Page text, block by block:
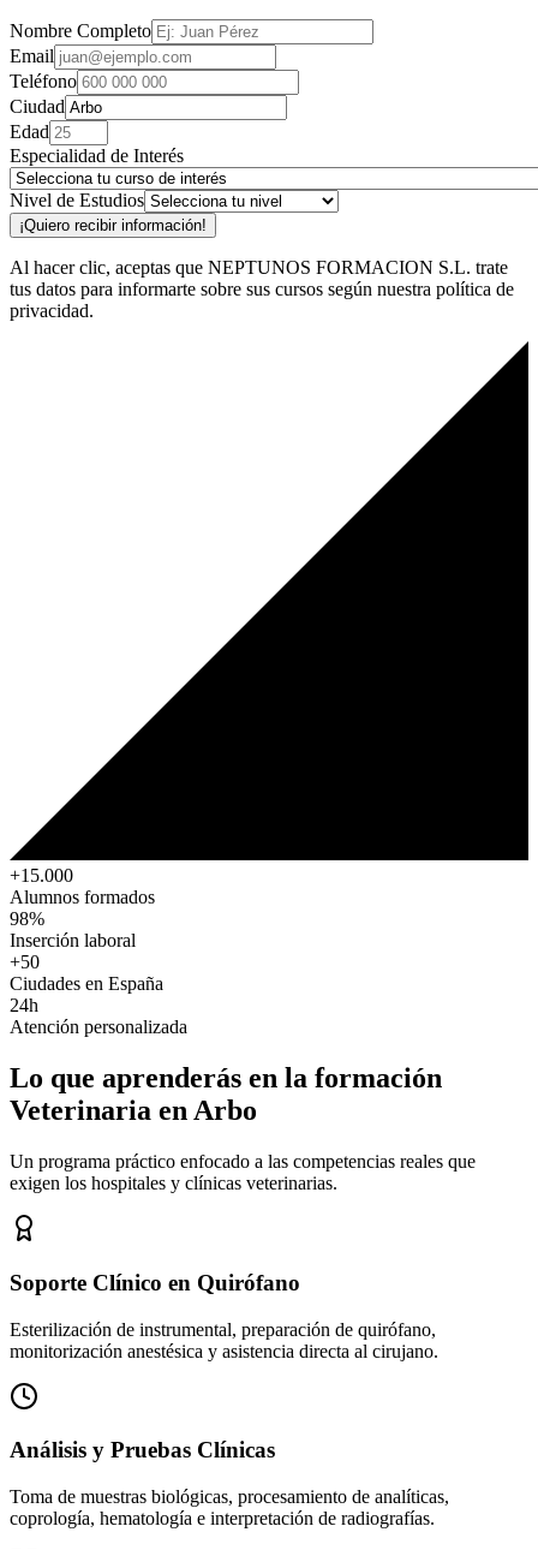
Nombre Completo
Email
Teléfono
Ciudad
Edad
Especialidad de Interés
Nivel de Estudios
¡Quiero recibir información!
Al hacer clic, aceptas que NEPTUNOS FORMACION S.L. trate
tus datos para informarte sobre sus cursos según nuestra política de
privacidad.
+15.000
Alumnos formados
98%
Inserción laboral
+50
Ciudades en España
24h
Atención personalizada
Lo que aprenderás en la formación
Veterinaria en Arbo
Un programa práctico enfocado a las competencias reales que
exigen los hospitales y clínicas veterinarias.
Soporte Clínico en Quirófano
Esterilización de instrumental, preparación de quirófano,
monitorización anestésica y asistencia directa al cirujano.
Análisis y Pruebas Clínicas
Toma de muestras biológicas, procesamiento de analíticas,
coprología, hematología e interpretación de radiografías.